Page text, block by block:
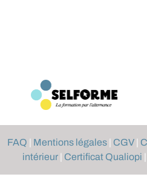
FAQ Mentions légales CGV
intérieur
Certificat Qualiopi